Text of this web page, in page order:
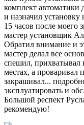
комплект
и назначил
15 часов после моего
мастер установщик
Обратил внимание и
мастер делал все
спешил, прихватывал
местах, а
закрашивал...
эксплуатировать и
Большой респект
рекомендую!